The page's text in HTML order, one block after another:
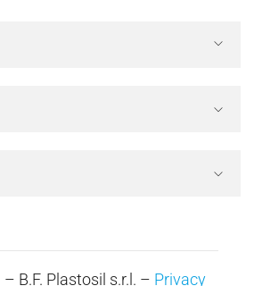
B.F. Plastosil s.r.l. – Privacy